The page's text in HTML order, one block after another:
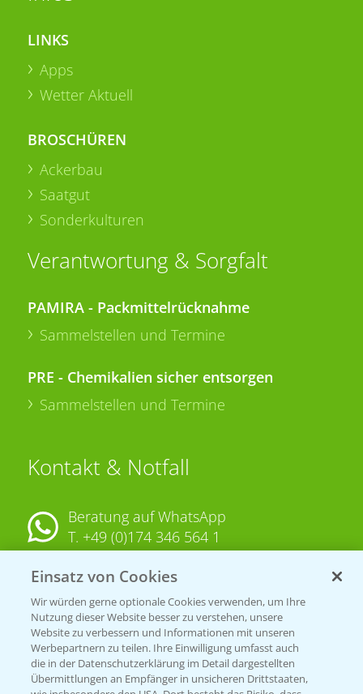
LINKS
Apps
Wetter Aktuell
BROSCHÜREN
Ackerbau
Saatgut
Sonderkulturen
Verantwortung & Sorgfalt
PAMIRA - Packmittelrücknahme
Sammelstellen und Termine
PRE - Chemikalien sicher entsorgen
Sammelstellen und Termine
Kontakt & Notfall
Beratung auf WhatsApp
T. +49 (0)174 346 564 1
KONTAKT
Hilfe in Notfällen
T.+49 (0)214/30-20220
Einsatz von Cookies
Wir würden gerne optionale Cookies verwenden, um Ihre
Nutzung dieser Website besser zu verstehen, unsere
Website zu verbessern und Informationen mit unseren
Werbepartnern zu teilen. Ihre Einwilligung umfasst auch
die in der Datenschutzerklärung im Detail dargestellten
Übermittlungen an Empfänger in unsicheren Drittstaaten,